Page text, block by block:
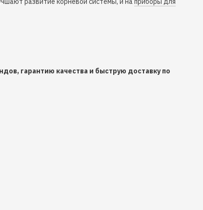
гарантию качества и быструю доставку по